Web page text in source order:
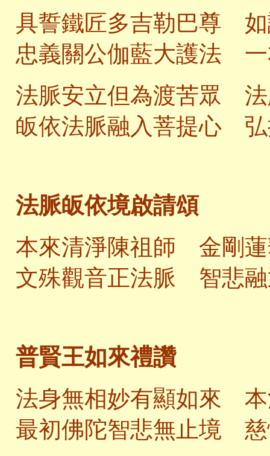
具誓鐵匠多吉勒巴尊 如
忠義關公伽藍大護法 一
法脈安立但為渡苦眾 法
皈依法脈融入菩提心 弘
法脈皈依境啟請頌
本來清淨陳祖師 金剛蓮
文殊觀音正法脈 智悲融
普賢王如來禮讚
法身無相妙有顯如來 本
最初佛陀智悲無止境 慈